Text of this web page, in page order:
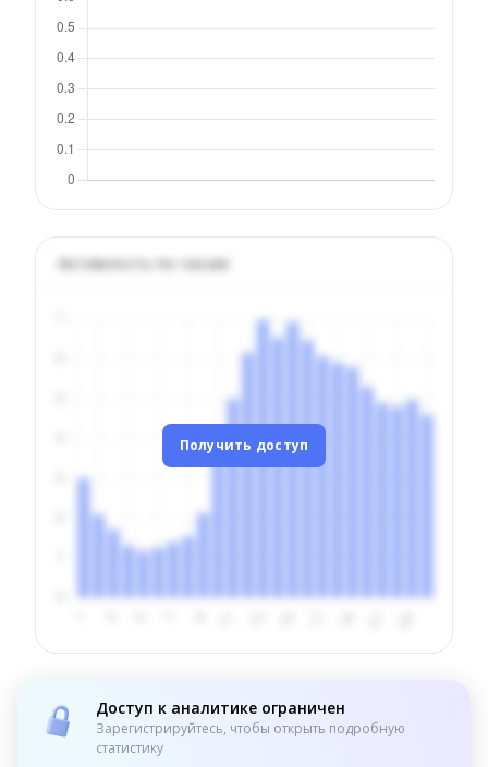
Активность по часам
Получить доступ
Доступ к аналитике ограничен
Зарегистрируйтесь, чтобы открыть подробную
статистику